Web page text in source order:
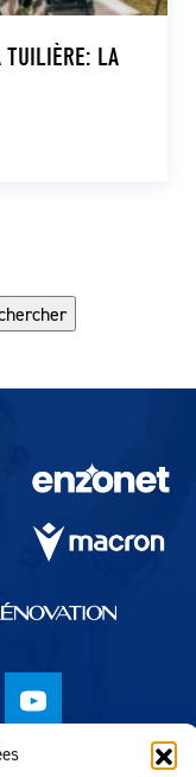
TUILIÈRE: LA